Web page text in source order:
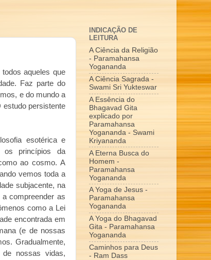
aqueles que
Faz parte do
e do mundo a
estudo persistente
esotérica e
os princípios da
ao cosmo. A
vemos toda a
subjacente, na
compreender as
como a Lei
encontrada em
(e de nossas
Gradualmente,
nossas vidas,
INDICAÇÃO DE
LEITURA
A Ciência da Religião
- Paramahansa
Yogananda
A Ciência Sagrada -
Swami Sri Yukteswar
A Essência do
Bhagavad Gita
explicado por
Paramahansa
Yogananda - Swami
Kriyananda
A Eterna Busca do
Homem -
Paramahansa
Yogananda
A Yoga de Jesus -
Paramahansa
Yogananda
A Yoga do Bhagavad
Gita - Paramahansa
Yogananda
Caminhos para Deus
- Ram Dass